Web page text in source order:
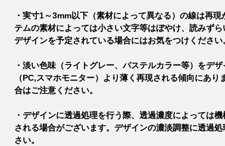
・実寸1～3mm以下（素材によって異なる）の線は再
テムの素材によっては小さい文字等はぼやけ、読みず
デザインを予定されている場合にはお気をつけください
・淡い色味（ライトグレー、パステルカラー等）をデ
（PC,スマホモニター）より薄く再現される傾向にあ
合はご注意ください。
・デザインに透過処理を行う際、透過濃度によっては
される場合がございます。デザインの濃淡調整に透過
さい。